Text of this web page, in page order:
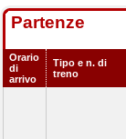
Partenze
Orario
di
arrivo
Tipo e n. di
treno